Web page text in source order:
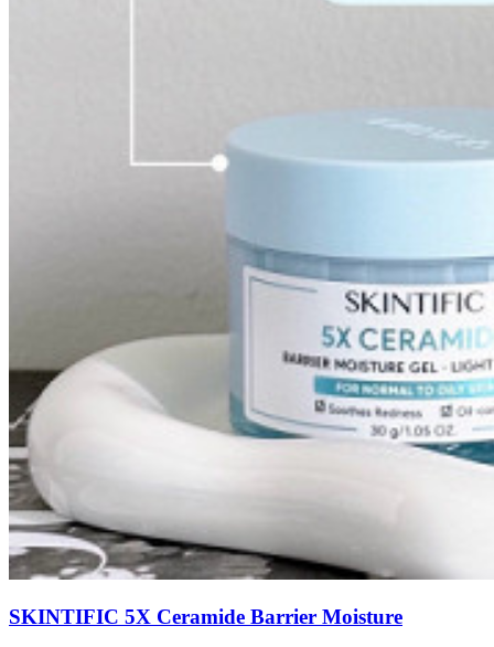
SKINTIFIC 5X Ceramide Barrier Moisture